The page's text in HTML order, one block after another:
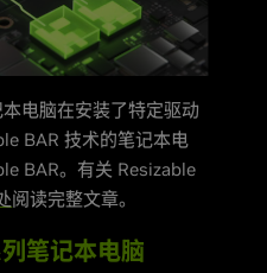
电脑在安装了特定驱动
BAR 技术的笔记本电
BAR。有关 Resizable
阅读完整文章。
笔记本电脑